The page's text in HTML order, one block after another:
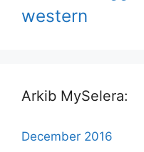
western
Arkib MySelera:
December 2016